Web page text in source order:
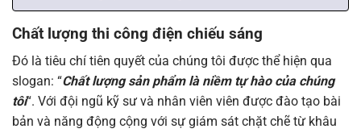
Chất lượng thi công điện chiếu sáng
Đó là tiêu chí tiên quyết của chúng tôi được thể hiện qua
slogan: “Chất lượng sản phẩm là niềm tự hào của chúng
tôi“. Với đội ngũ kỹ sư và nhân viên viên được đào tạo bài
bản và năng động cộng với sự giám sát chặt chẽ từ khâu